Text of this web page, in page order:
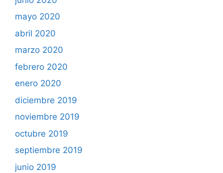
mayo 2020
abril 2020
marzo 2020
febrero 2020
enero 2020
diciembre 2019
noviembre 2019
octubre 2019
septiembre 2019
junio 2019